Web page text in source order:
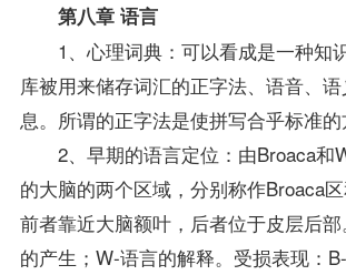
第八章 语言
1、心理词典：可以看成是一种知
库被用来储存词汇的正字法、语音、
息。所谓的正字法是使拼写合乎标准
2、早期的语言定位：由Broaca和
的大脑的两个区域，分别称作Broaca区
前者靠近大脑额叶，后者位于皮层后
的产生；W-语言的解释。受损表现：